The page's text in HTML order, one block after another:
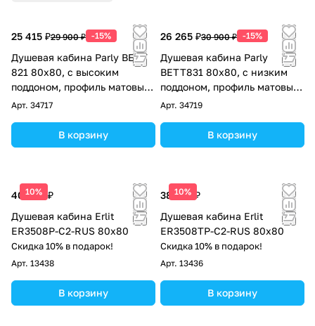
25 415 ₽29 900 ₽ -15%
Душевая кабина Parly BETT
821 80х80, с высоким
поддоном, профиль матовый
хром, стекло матовое
Арт. 34717
В корзину
26 265 ₽30 900 ₽ -15%
Душевая кабина Parly
BETT831 80х80, с низким
поддоном, профиль матовый
хром, стекло матовое
Арт. 34719
В корзину
10%
40 420 ₽
Душевая кабина Erlit
ER3508P-C2-RUS 80x80
Скидка 10% в подарок!
Арт. 13438
В корзину
10%
38 705 ₽
Душевая кабина Erlit
ER3508TP-C2-RUS 80x80
Скидка 10% в подарок!
Арт. 13436
В корзину